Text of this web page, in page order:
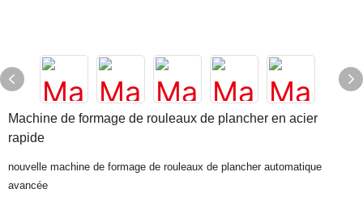
Machine de formage de rouleaux de plancher en acier
rapide
nouvelle machine de formage de rouleaux de plancher automatique
avancée